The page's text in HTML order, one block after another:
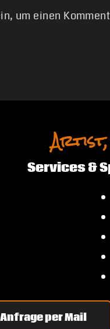
um einen
Services &
Anfrage per Mail